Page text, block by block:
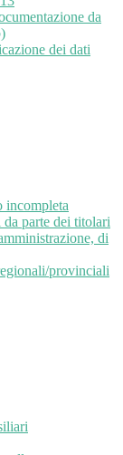
da
dei dati
incompleta
parte dei titolari
di
provinciali